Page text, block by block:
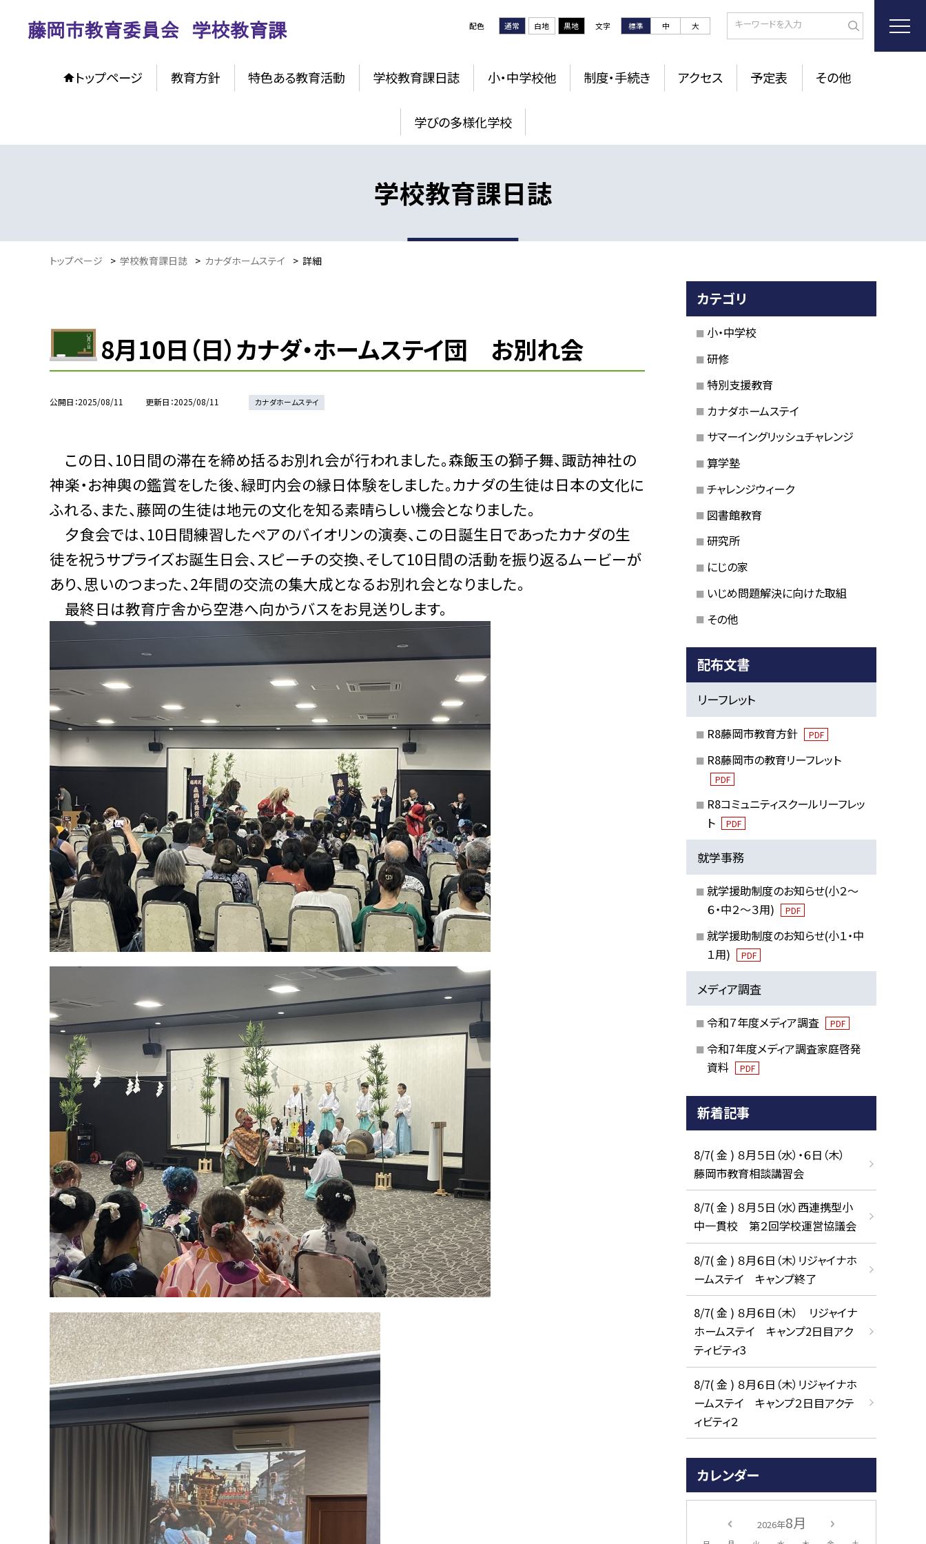
配色 通常 白地 黒地 文字 標準 中 大
トップページ 教育方針 特色ある教育活動 学校教育課日誌 小・中学校他 制度・手続き アクセス 予定表 その他
学びの多様化学校
学校教育課日誌
トップページ > 学校教育課日誌 > カナダホームステイ > 詳細
8月10日（日）カナダ・ホームステイ団 お別れ会
公開日 2025/08/11 更新日 2025/08/11 カナダホームステイ
この日、10日間の滞在を締め括るお別れ会が行われました。森飯玉の獅子舞、諏訪神社の
神楽・お神輿の鑑賞をした後、緑町内会の縁日体験をしました。カナダの生徒は日本の文化に
ふれる、また、藤岡の生徒は地元の文化を知る素晴らしい機会となりました。
夕食会では、10日間練習したペアのバイオリンの演奏、この日誕生日であったカナダの生
徒を祝うサプライズお誕生日会、スピーチの交換、そして10日間の活動を振り返るムービーが
あり、思いのつまった、2年間の交流の集大成となるお別れ会となりました。
最終日は教育庁舎から空港へ向かうバスをお見送りします。
カテゴリ
小・中学校
研修
特別支援教育
カナダホームステイ
サマーイングリッシュチャレンジ
算学塾
チャレンジウィーク
図書館教育
研究所
にじの家
いじめ問題解決に向けた取組
その他
配布文書
リーフレット
R8藤岡市教育方針 PDF
R8藤岡市の教育リーフレット
PDF
R8コミュニティスクールリーフレッ
ト
PDF
就学事務
就学援助制度のお知らせ(小２～
６・中２～３用)
PDF
就学援助制度のお知らせ(小１・中
１用)
PDF
メディア調査
令和７年度メディア調査 PDF
令和7年度メディア調査家庭啓発
資料
PDF
新着記事
8/7( 金 ) ８月５日（水）・６日（木）
藤岡市教育相談講習会
8/7( 金 ) ８月５日（水）西連携型小
中一貫校 第２回学校運営協議会
8/7( 金 ) ８月６日（木）リジャイナホ
ームステイ キャンプ終了
8/7( 金 ) ８月６日（木） リジャイナ
ホームステイ キャンプ2日目アク
ティビティ3
8/7( 金 ) ８月６日（木）リジャイナホ
ームステイ キャンプ２日目アクテ
ィビティ２
カレンダー
2026年8月